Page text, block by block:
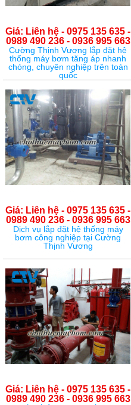
Giá: Liên hệ - 0975 135 635 -
0989 490 236 - 0936 995 663
Cường Thịnh Vương lắp đặt hệ
thống máy bơm tăng áp nhanh
chóng, chuyên nghiệp trên toàn
quốc
Giá: Liên hệ - 0975 135 635 -
0989 490 236 - 0936 995 663
Dịch vụ lắp đặt hệ thống máy
bơm công nghiệp tại Cường
Thịnh Vương
Giá: Liên hệ - 0975 135 635 -
0989 490 236 - 0936 995 663